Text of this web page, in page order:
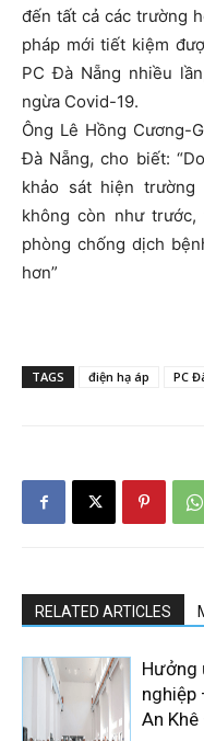
đến tất cả các trường
pháp mới tiết kiệm
PC Đà Nẵng nhiều
ngừa Covid-19.
Ông Lê Hồng Cương-
Đà Nẵng, cho biết:
khảo sát hiện
không còn như
phòng chống dịch
hơn”
TAGS điện hạ áp PC
RELATED ARTICLES
Hưởng
nghiệp
An